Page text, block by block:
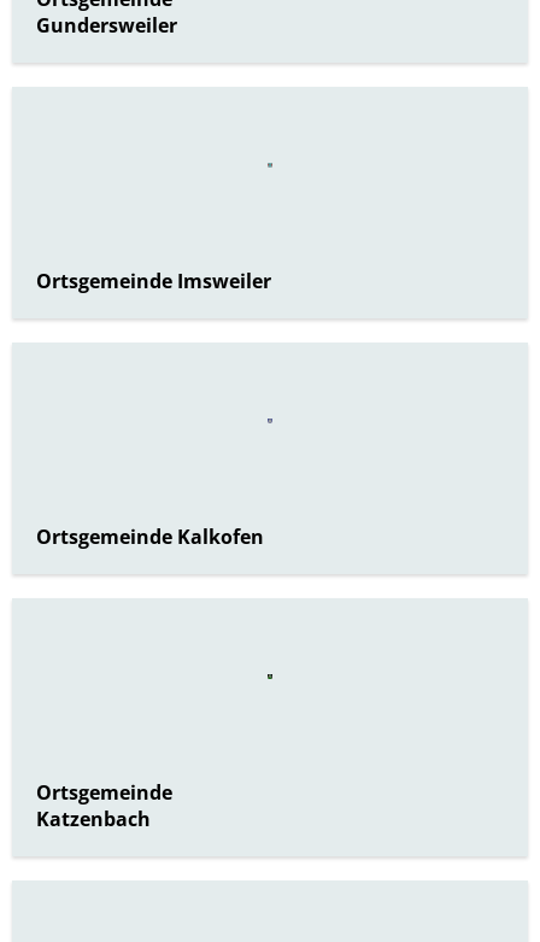
Gundersweiler
Ortsgemeinde Imsweiler
Ortsgemeinde Kalkofen
Ortsgemeinde
Katzenbach